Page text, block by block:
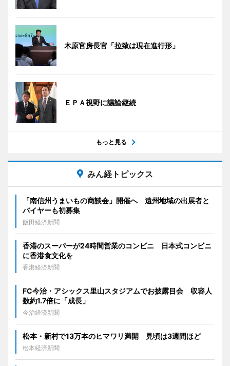
木原官房長官「拉致は現在進行形」
ＥＰＡ視野に議論継続
もっと見る
みん経トピックス
「南信州うまいもの商談会」開催へ 遠州地域の出展者と
バイヤーも初募集
飯田経済新聞
香港のスーパーが24時間営業のコンビニ 日本式コンビニ
に香港食文化を
香港経済新聞
FC今治・アシックス里山スタジアムでお披露目会 収容人
数約1.7倍に「成長」
今治経済新聞
松本・新村で13万本のヒマワリ満開 見頃は3週間ほど
松本経済新聞